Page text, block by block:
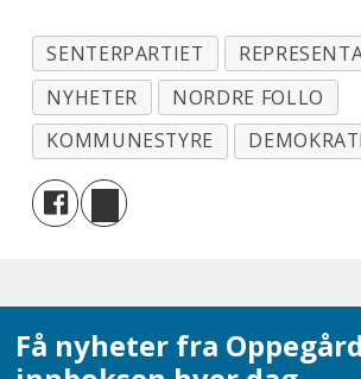
SENTERPARTIET
NYHETER
NORDRE FOLLO
KOMMUNESTYRE
DEMOKRATI
Få nyheter fra